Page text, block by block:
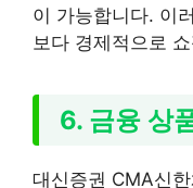
이 가능합니다. 이
보다 경제적으로
6. 금융 상
대신증권 CMA신